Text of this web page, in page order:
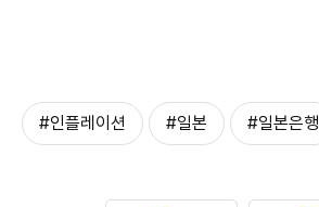
#인플레이션 #일본 #일본은행